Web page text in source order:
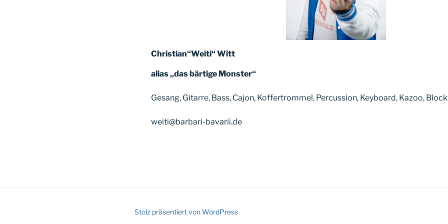
Christian“Weiti“ Witt
alias „das bärtige Monster“
Gesang, Gitarre, Bass, Cajon, Koffertrommel, Percussion, Keyboard, Kazoo,
weiti@barbari-bavarii.de
Stolz präsentiert von WordPress